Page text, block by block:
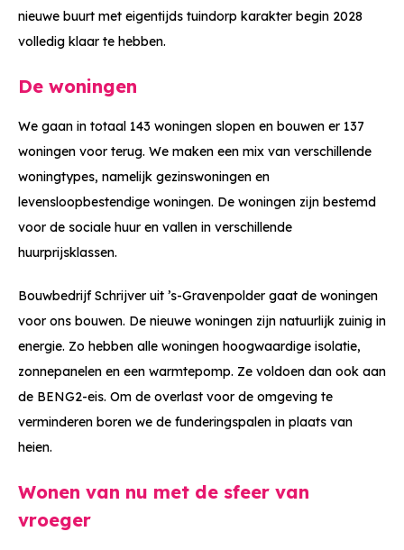
nieuwe buurt met eigentijds tuindorp karakter begin 2028
volledig klaar te hebben.
De woningen
We gaan in totaal 143 woningen slopen en bouwen er 137
woningen voor terug. We maken een mix van verschillende
woningtypes, namelijk gezinswoningen en
levensloopbestendige woningen. De woningen zijn bestemd
voor de sociale huur en vallen in verschillende
huurprijsklassen.
Bouwbedrijf Schrijver uit ’s-Gravenpolder gaat de woningen
voor ons bouwen. De nieuwe woningen zijn natuurlijk zuinig in
energie. Zo hebben alle woningen hoogwaardige isolatie,
zonnepanelen en een warmtepomp. Ze voldoen dan ook aan
de BENG2-eis. Om de overlast voor de omgeving te
verminderen boren we de funderingspalen in plaats van
heien.
Wonen van nu met de sfeer van
vroeger